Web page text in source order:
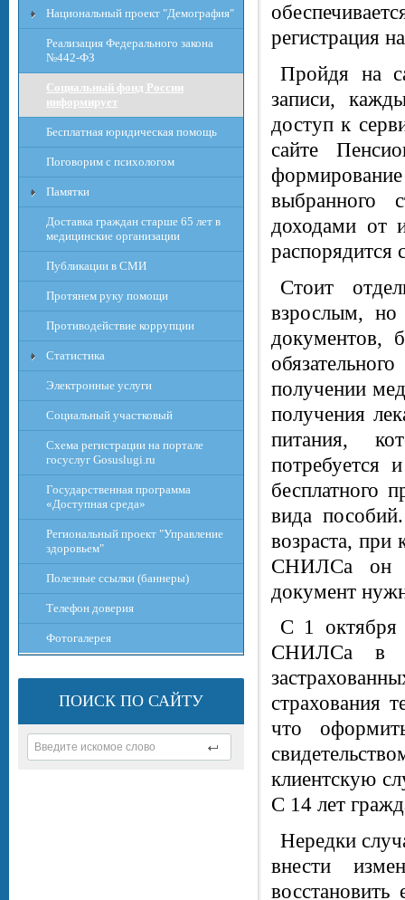
Национальный проект "Демография"
Реализация Федерального закона
№442-ФЗ
Социальный фонд России
информирует
Бесплатная юридическая помощь
Поговорим с психологом
Памятки
Доставка граждан старше 65 лет в
медицинские организации
Публикации в СМИ
Протянем руку помощи
Противодействие коррупции
Статистика
Электронные услуги
Социальный участковый
Схема регистрации на портале
госуслуг Gosuslugi.ru
Государственная программа
«Доступная среда»
Региональный проект "Управление
здоровьем"
Полезные ссылки (баннеры)
Телефон доверия
Фотогалерея
ПОИСК ПО САЙТУ
регистрация
Пройдя на
записи,
доступ к
сайте
выбранного
доходами от
распорядится
Стоит
взрослым, но
документов,
получении
получения
питания,
потребуется
бесплатного
вида
возраста, при
СНИЛСа он
документ
С 1 октября
СНИЛСа в
страхования
что
клиентскую
С 14 лет
Нередки
внести